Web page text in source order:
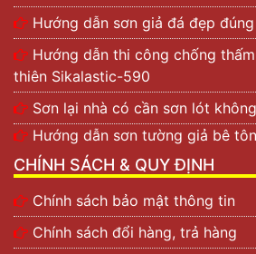
Hướng dẫn sơn giả đá đẹp
Hướng dẫn thi công chống
thiên Sikalastic-590
Sơn lại nhà có cần sơn lót
Hướng dẫn sơn tường giả bê
CHÍNH SÁCH & QUY ĐỊNH
Chính sách bảo mật thông tin
Chính sách đổi hàng, trả hàng